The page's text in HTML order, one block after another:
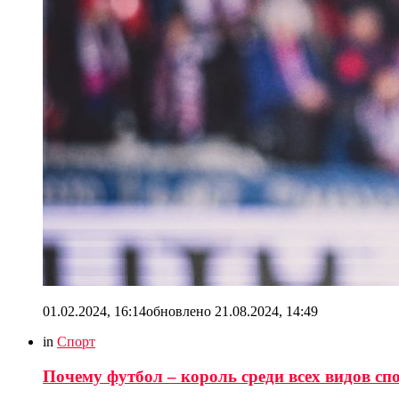
01.02.2024, 16:14обновлено 21.08.2024, 14:49
in Спорт
Почему футбол – король среди всех видов